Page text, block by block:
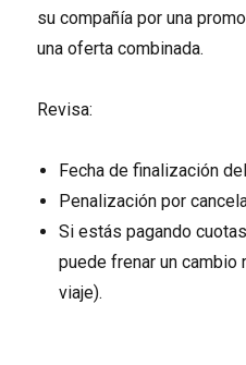
su compañía por una
una oferta combinada.
Revisa:
Fecha de finalización
Penalización por
Si estás pagando
puede frenar un cambio
viaje).